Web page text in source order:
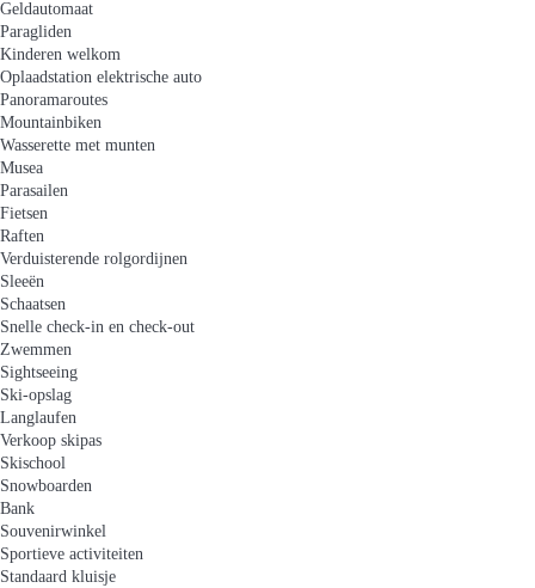
Geldautomaat
Paragliden
Kinderen welkom
Oplaadstation elektrische auto
Panoramaroutes
Mountainbiken
Wasserette met munten
Musea
Parasailen
Fietsen
Raften
Verduisterende rolgordijnen
Sleeën
Schaatsen
Snelle check-in en check-out
Zwemmen
Sightseeing
Ski-opslag
Langlaufen
Verkoop skipas
Skischool
Snowboarden
Bank
Souvenirwinkel
Sportieve activiteiten
Standaard kluisje